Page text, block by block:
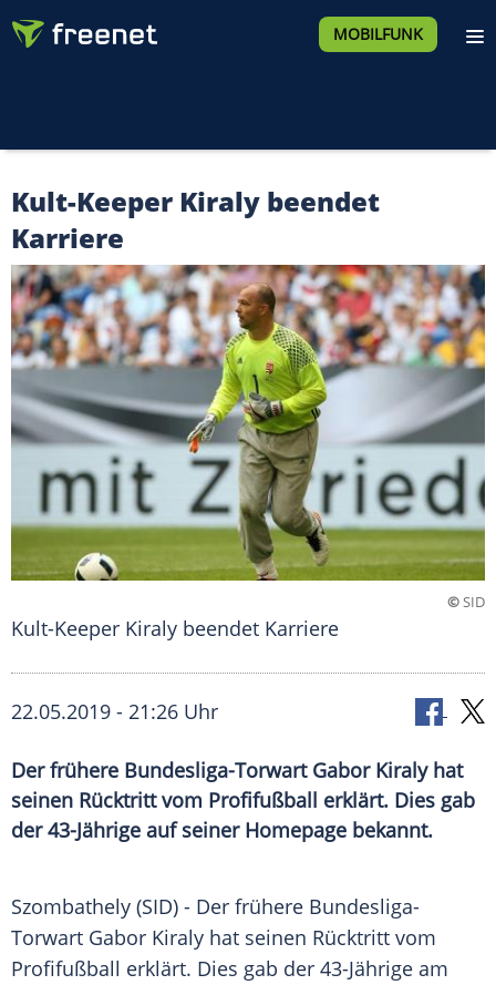
MOBILFUNK
Kult-Keeper Kiraly beendet
Karriere
©SID
Kult-Keeper Kiraly beendet Karriere
22.05.2019 - 21:26 Uhr
Der frühere Bundesliga-Torwart Gabor Kiraly hat
seinen Rücktritt vom Profifußball erklärt. Dies gab
der 43-Jährige auf seiner Homepage bekannt.
Szombathely (SID) - Der frühere Bundesliga-
Torwart Gabor Kiraly hat seinen Rücktritt vom
Profifußball erklärt. Dies gab der 43-Jährige am